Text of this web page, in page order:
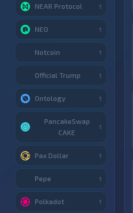
NEAR Protocol 1
NEO 1
Notcoin 1
Official Trump 1
Ontology 1
PancakeSwap
CAKE
1
Pax Dollar 1
Pepe 1
Polkadot 1